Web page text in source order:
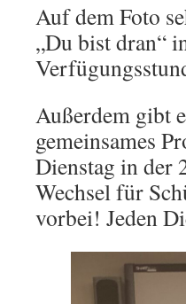
Auf dem Foto
„Du bist dran“
Außerdem gibt
gemeinsames
Dienstag in der
Wechsel für
vorbei! Jeden